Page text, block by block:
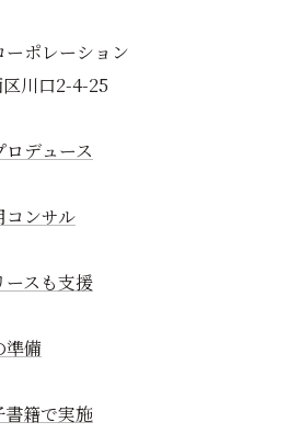
ポレーション
川口2-4-25
デュース
コンサル
ースも支援
準備
書籍で実施